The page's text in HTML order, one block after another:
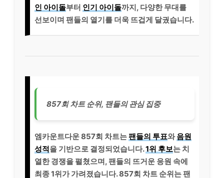
인 아이돌부터 인기 아이돌까지, 다양한 무대를
선보이며 팬들의 열기를 더욱 뜨겁게 달궜습니다.
857회 차트 순위, 팬들의 관심 집중
엠카운트다운 857회 차트는팬들의 투표와음원
성적을 기반으로 결정되었습니다.1위 후보는 치
열한 경쟁을 펼쳤으며, 팬들의 뜨거운 응원 속에
최종 1위가 가려졌습니다. 857회 차트 순위는 팬